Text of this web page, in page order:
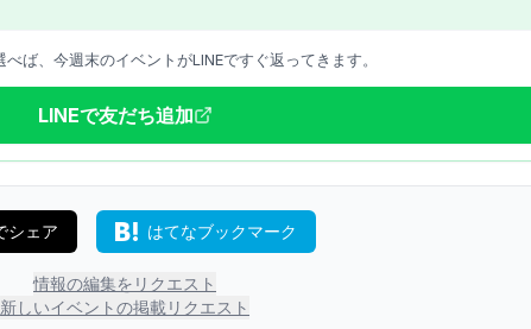
ば、今週末のイベントがLINEですぐ返ってきます。
LINEで友だち追加
シェア はてなブックマーク
情報の編集をリクエスト
新しいイベントの掲載リクエスト